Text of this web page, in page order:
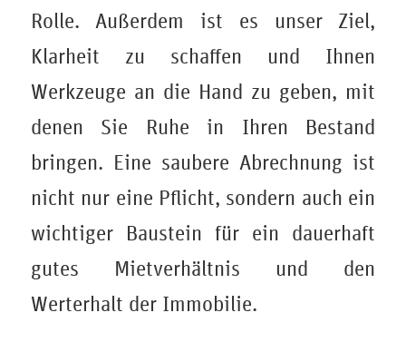
Rolle. Außerdem ist es unser Ziel,
Klarheit zu schaffen und Ihnen
Werkzeuge an die Hand zu geben, mit
denen Sie Ruhe in Ihren Bestand
bringen. Eine saubere Abrechnung ist
nicht nur eine Pflicht, sondern auch ein
wichtiger Baustein für ein dauerhaft
gutes Mietverhältnis und den
Werterhalt der Immobilie.